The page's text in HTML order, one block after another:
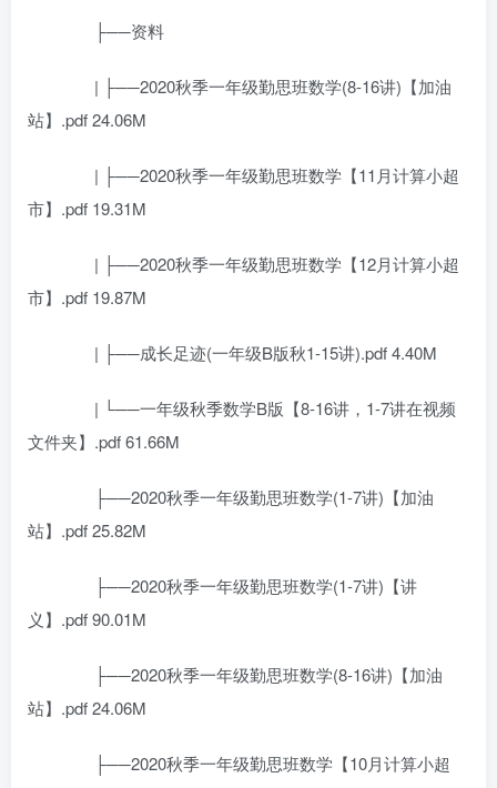
├──资料
| ├──2020秋季一年级勤思班数学(8-16讲)【加油
站】.pdf 24.06M
| ├──2020秋季一年级勤思班数学【11月计算小超
市】.pdf 19.31M
| ├──2020秋季一年级勤思班数学【12月计算小超
市】.pdf 19.87M
| ├──成长足迹(一年级B版秋1-15讲).pdf 4.40M
| └──一年级秋季数学B版【8-16讲，1-7讲在视频
文件夹】.pdf 61.66M
├──2020秋季一年级勤思班数学(1-7讲)【加油
站】.pdf 25.82M
├──2020秋季一年级勤思班数学(1-7讲)【讲
义】.pdf 90.01M
├──2020秋季一年级勤思班数学(8-16讲)【加油
站】.pdf 24.06M
├──2020秋季一年级勤思班数学【10月计算小超